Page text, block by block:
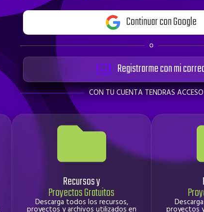
Continuar con Google
o
Registrarme con mi
CON TU CUENTA TENDRAS
Recursos y
Proyectos Gratuitos
Descarga todos los recursos,
proyectos y archivos utilizados en proyectos